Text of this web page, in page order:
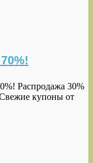
Распродажа 30%
купоны от